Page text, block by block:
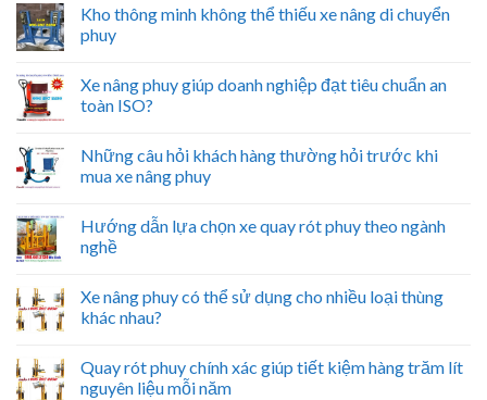
Kho thông minh không thể thiếu xe nâng di chuyển
phuy
Xe nâng phuy giúp doanh nghiệp đạt tiêu chuẩn an
toàn ISO?
Những câu hỏi khách hàng thường hỏi trước khi
mua xe nâng phuy
Hướng dẫn lựa chọn xe quay rót phuy theo ngành
nghề
Xe nâng phuy có thể sử dụng cho nhiều loại thùng
khác nhau?
Quay rót phuy chính xác giúp tiết kiệm hàng trăm lít
nguyên liệu mỗi năm